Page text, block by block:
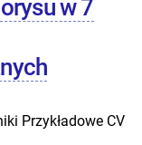
w 7
Przykładowe CV